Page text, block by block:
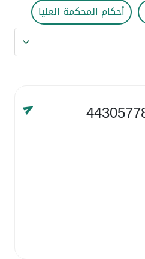
أحكام المحكمة العليا